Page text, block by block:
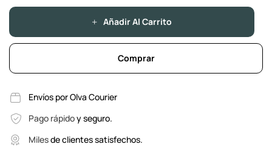
Añadir Al Carrito
Comprar
Envíos por Olva Courier
Pago rápidoy seguro.
Milesde clientes satisfechos.